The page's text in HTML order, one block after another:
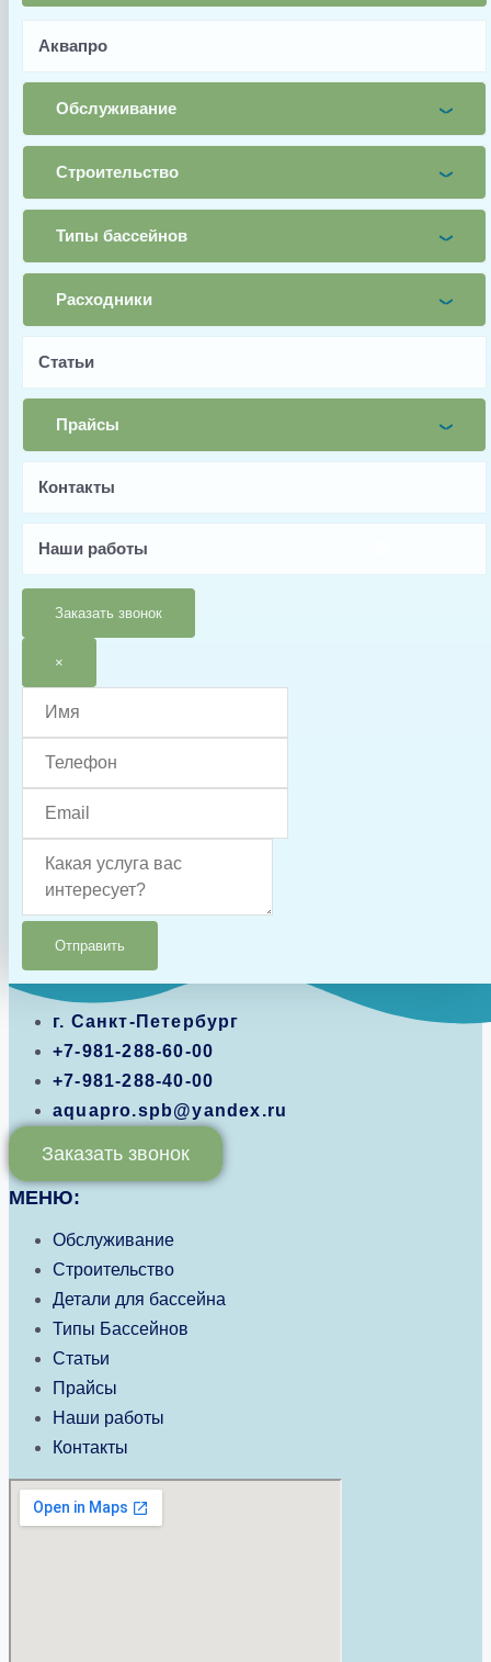
Аквапро
Обслуживание
Строительство
Типы бассейнов
Расходники
Статьи
Прайсы
Контакты
Наши работы
Заказать звонок
×
Отправить
Имя
Почта
Телефон
Заявка
Заказать
Производитель
WyBot
Страна производства
Гарантия
г. Санкт-Петербург
+7-981-288-60-00
+7-981-288-40-00
aquapro.spb@yandex.ru
Заказать звонок
МЕНЮ:
Обслуживание
Строительство
Детали для бассейна
Типы Бассейнов
Статьи
Прайсы
Наши работы
Контакты